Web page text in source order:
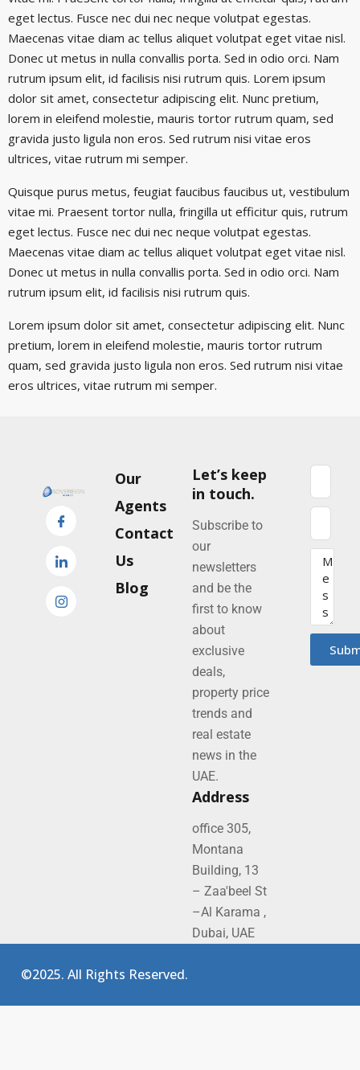
eget lectus. Fusce nec dui nec neque volutpat egestas.
Maecenas vitae diam ac tellus aliquet volutpat eget vitae nisl.
Donec ut metus in nulla convallis porta. Sed in odio orci. Nam
rutrum ipsum elit, id facilisis nisi rutrum quis. Lorem ipsum
dolor sit amet, consectetur adipiscing elit. Nunc pretium,
lorem in eleifend molestie, mauris tortor rutrum quam, sed
gravida justo ligula non eros. Sed rutrum nisi vitae eros
ultrices, vitae rutrum mi semper.
Quisque purus metus, feugiat faucibus faucibus ut, vestibulum
vitae mi. Praesent tortor nulla, fringilla ut efficitur quis, rutrum
eget lectus. Fusce nec dui nec neque volutpat egestas.
Maecenas vitae diam ac tellus aliquet volutpat eget vitae nisl.
Donec ut metus in nulla convallis porta. Sed in odio orci. Nam
rutrum ipsum elit, id facilisis nisi rutrum quis.
Lorem ipsum dolor sit amet, consectetur adipiscing elit. Nunc
pretium, lorem in eleifend molestie, mauris tortor rutrum
quam, sed gravida justo ligula non eros. Sed rutrum nisi vitae
eros ultrices, vitae rutrum mi semper.
Our
Agents
Contact
Us
Blog
Let’s keep
in touch.
Subscribe to
our
newsletters
and be the
first to know
about
exclusive
deals,
property price
trends and
real estate
news in the
UAE.
Address
office 305,
Montana
Building, 13
– Zaa'beel St
–Al Karama ,
Dubai, UAE
©2025. All Rights Reserved.